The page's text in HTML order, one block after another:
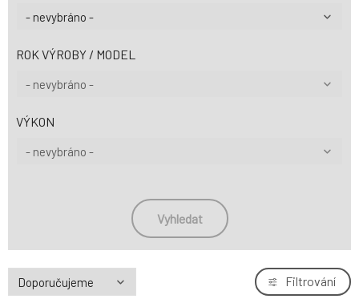
ROK VÝROBY / MODEL
VÝKON
Vyhledat
Filtrování